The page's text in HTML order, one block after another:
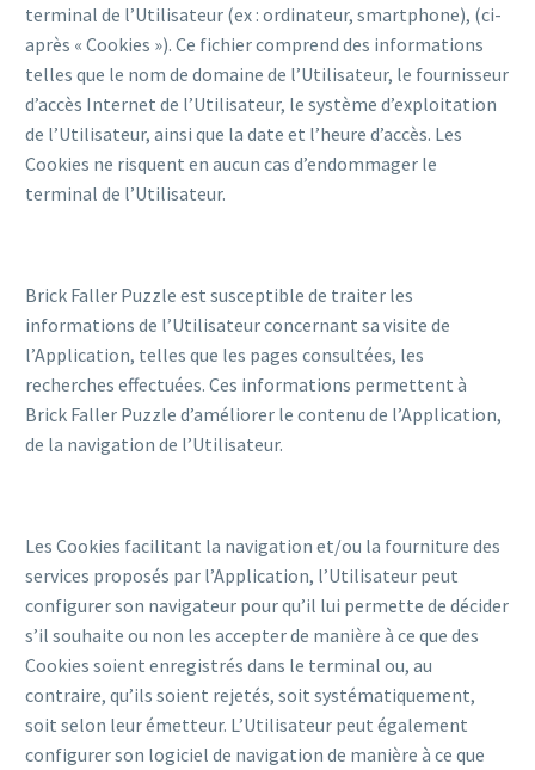
terminal de l’Utilisateur (ex : ordinateur, smartphone), (ci-
après « Cookies »). Ce fichier comprend des informations
telles que le nom de domaine de l’Utilisateur, le fournisseur
d’accès Internet de l’Utilisateur, le système d’exploitation
de l’Utilisateur, ainsi que la date et l’heure d’accès. Les
Cookies ne risquent en aucun cas d’endommager le
terminal de l’Utilisateur.
Brick Faller Puzzle est susceptible de traiter les
informations de l’Utilisateur concernant sa visite de
l’Application, telles que les pages consultées, les
recherches effectuées. Ces informations permettent à
Brick Faller Puzzle d’améliorer le contenu de l’Application,
de la navigation de l’Utilisateur.
Les Cookies facilitant la navigation et/ou la fourniture des
services proposés par l’Application, l’Utilisateur peut
configurer son navigateur pour qu’il lui permette de décider
s’il souhaite ou non les accepter de manière à ce que des
Cookies soient enregistrés dans le terminal ou, au
contraire, qu’ils soient rejetés, soit systématiquement,
soit selon leur émetteur. L’Utilisateur peut également
configurer son logiciel de navigation de manière à ce que